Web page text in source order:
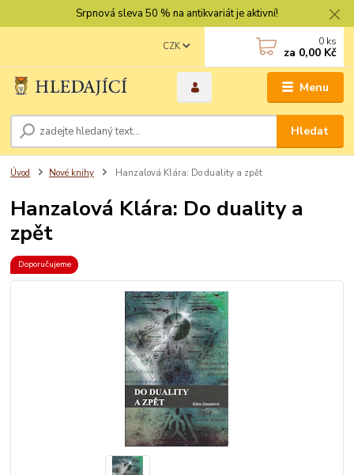
Srpnová sleva 50 % na antikvariát je aktivní!
Menu
CZK
Hledat
0 ks
za 0,00 Kč
Úvod Nové knihy Hanzalová Klára: Do duality a zpět
Hanzalová Klára: Do duality a
zpět
Doporučujeme